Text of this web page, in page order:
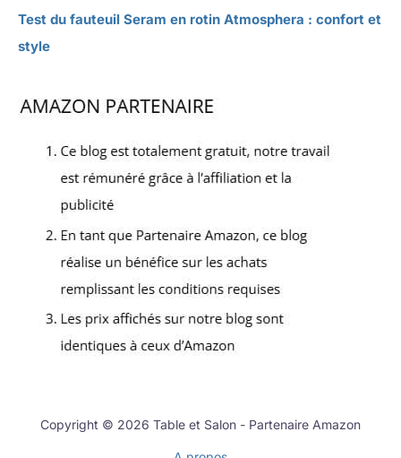
Test du fauteuil Seram en rotin Atmosphera : confort et
style
Copyright © 2026 Table et Salon - Partenaire Amazon